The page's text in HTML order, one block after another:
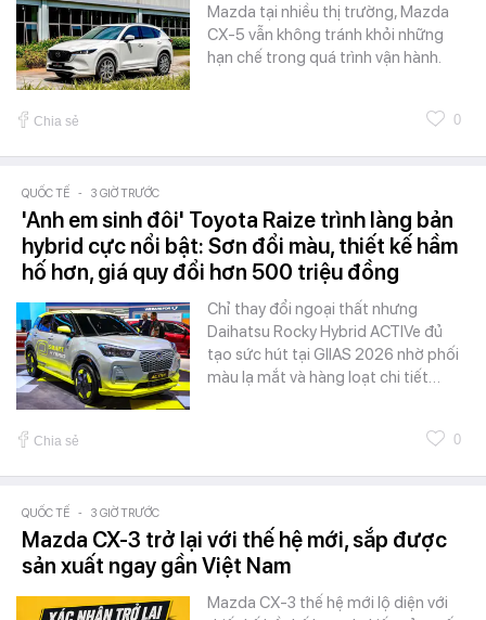
Mazda tại nhiều thị trường, Mazda
CX-5 vẫn không tránh khỏi những
hạn chế trong quá trình vận hành.
Chia sẻ 0
QUỐC TẾ - 3 GIỜ TRƯỚC
'Anh em sinh đôi' Toyota Raize trình làng bản
hybrid cực nổi bật: Sơn đổi màu, thiết kế hầm
hố hơn, giá quy đổi hơn 500 triệu đồng
Chỉ thay đổi ngoại thất nhưng
Daihatsu Rocky Hybrid ACTIVe đủ
tạo sức hút tại GIIAS 2026 nhờ phối
màu lạ mắt và hàng loạt chi tiết…
Chia sẻ 0
QUỐC TẾ - 3 GIỜ TRƯỚC
Mazda CX-3 trở lại với thế hệ mới, sắp được
sản xuất ngay gần Việt Nam
Mazda CX-3 thế hệ mới lộ diện với